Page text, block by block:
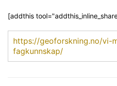
[addthis
https://geoforskning.no/vi-
fagkunnskap/